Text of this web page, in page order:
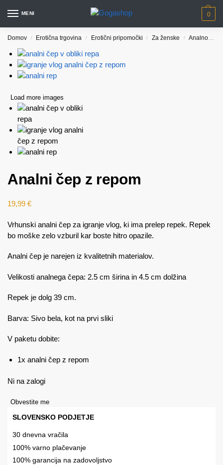
MENI 0
Domov / Erotična trgovina / Erotični pripomočki / Za ženske / Analno
Load more images
Analni čep z repom
19,99 €
Vrhunski analni čep za igranje vlog, ki ima prelep repek. Repek
bo moške zelo vzburil kar boste hitro opazile.
Analni čep je narejen iz kvalitetnih materialov.
Velikosti analnega čepa: 2.5 cm širina in 4.5 cm dolžina
Repek je dolg 39 cm.
Barva: Sivo bela, kot na prvi sliki
V paketu dobite:
1x analni čep z repom
Ni na zalogi
Obvestite me
SLOVENSKO PODJETJE
30 dnevna vračila
100% varno plačevanje
100% garancija na zadovoljstvo